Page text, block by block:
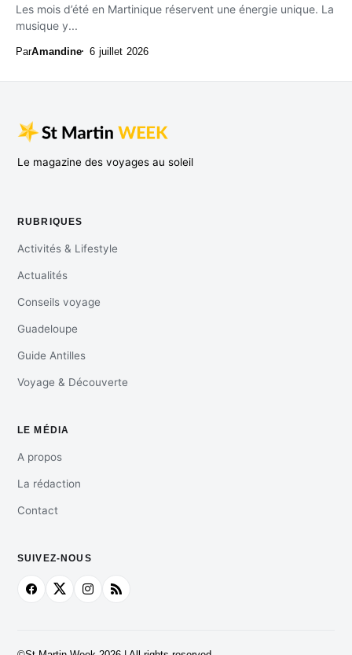
Les mois d’été en Martinique réservent une énergie unique. La
musique y...
ParAmandine 6 juillet 2026
Le magazine des voyages au soleil
RUBRIQUES
Activités & Lifestyle
Actualités
Conseils voyage
Guadeloupe
Guide Antilles
Voyage & Découverte
LE MÉDIA
A propos
La rédaction
Contact
SUIVEZ-NOUS